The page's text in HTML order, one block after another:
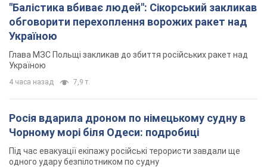
"Балістика вбиває людей": Сікорський закликав
обговорити перехоплення ворожих ракет над
Україною
Глава МЗС Польщі закликав до збиття російських ракет над
Україною
4 часа назад 7,9 т.
Росія вдарила дроном по німецькому судну в
Чорному морі біля Одеси: подробиці
Під час евакуації екіпажу російські терористи завдали ще
одного удару безпілотником по судну